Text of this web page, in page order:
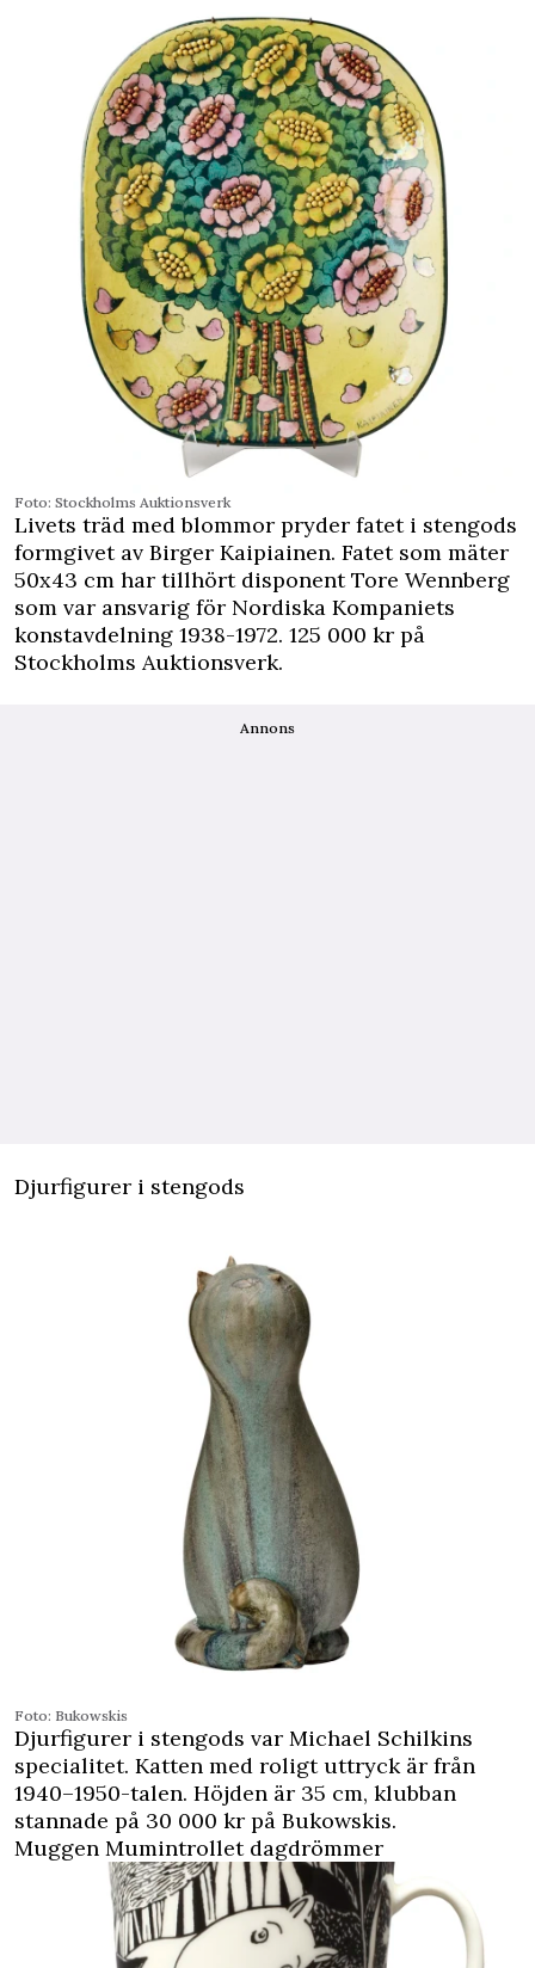
Foto: Stockholms Auktionsverk
Livets träd med blommor pryder fatet i stengods
formgivet av Birger Kaipiainen. Fatet som mäter
50x43 cm har tillhört disponent Tore Wennberg
som var ansvarig för Nordiska Kompaniets
konstavdelning 1938-1972. 125 000 kr på
Stockholms Auktionsverk.
Annons
Djurfigurer i stengods
Foto: Bukowskis
Djurfigurer i stengods var Michael Schilkins
specialitet. Katten med roligt uttryck är från
1940–1950-talen. Höjden är 35 cm, klubban
stannade på 30 000 kr på Bukowskis.
Muggen Mumintrollet dagdrömmer